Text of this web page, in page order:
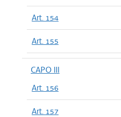
Art. 154
Art. 155
CAPO III
Art. 156
Art. 157